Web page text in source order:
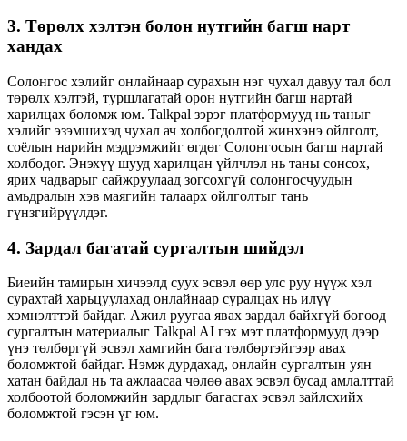
3. Төрөлх хэлтэн болон нутгийн багш нарт
хандах
Солонгос хэлийг онлайнаар сурахын нэг чухал давуу тал бол
төрөлх хэлтэй, туршлагатай орон нутгийн багш нартай
харилцах боломж юм. Talkpal зэрэг платформууд нь таныг
хэлийг эзэмшихэд чухал ач холбогдолтой жинхэнэ ойлголт,
соёлын нарийн мэдрэмжийг өгдөг Солонгосын багш нартай
холбодог. Энэхүү шууд харилцан үйлчлэл нь таны сонсох,
ярих чадварыг сайжруулаад зогсохгүй солонгосчуудын
амьдралын хэв маягийн талаарх ойлголтыг тань
гүнзгийрүүлдэг.
4. Зардал багатай сургалтын шийдэл
Биеийн тамирын хичээлд суух эсвэл өөр улс руу нүүж хэл
сурахтай харьцуулахад онлайнаар суралцах нь илүү
хэмнэлттэй байдаг. Ажил руугаа явах зардал байхгүй бөгөөд
сургалтын материалыг Talkpal AI гэх мэт платформууд дээр
үнэ төлбөргүй эсвэл хамгийн бага төлбөртэйгээр авах
боломжтой байдаг. Нэмж дурдахад, онлайн сургалтын уян
хатан байдал нь та ажлаасаа чөлөө авах эсвэл бусад амлалттай
холбоотой боломжийн зардлыг багасгах эсвэл зайлсхийх
боломжтой гэсэн үг юм.